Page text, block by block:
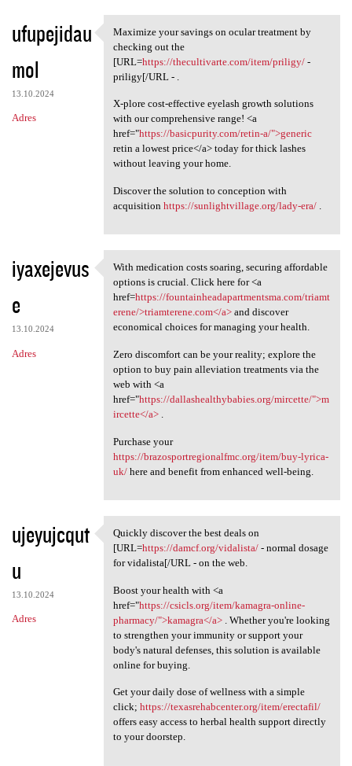
ufupejidau
mol
13.10.2024
Adres
Maximize your savings on
Maximize your savings on ocular treatment by
checking out the
[URL=https://thecultivarte.com/item/priligy/-
priligy[/URL - .
X-plore cost-effective eyelash growth solutions
with our comprehensive range! <a
href="https://basicpurity.com/retin-a/">generic
retin a lowest price</a> today for thick lashes
without leaving your home.
Discover the solution to conception with
acquisition https://sunlightvillage.org/lady-era/.
iyaxejevus
e
13.10.2024
Adres
With medication costs soaring
With medication costs soaring, securing affordable
options is crucial. Click here for <a
href=https://fountainheadapartmentsma.com/triamt
erene/>triamterene.com</a>and discover
economical choices for managing your health.
Zero discomfort can be your reality; explore the
option to buy pain alleviation treatments via the
web with <a
href="https://dallashealthybabies.org/mircette/">m
ircette</a>.
Purchase your
https://brazosportregionalfmc.org/item/buy-lyrica-
uk/here and benefit from enhanced well-being.
ujeyujcqut
u
13.10.2024
Adres
Quickly discover the best
Quickly discover the best deals on
[URL=https://damcf.org/vidalista/- normal dosage
for vidalista[/URL - on the web.
Boost your health with <a
href="https://csicls.org/item/kamagra-online-
pharmacy/">kamagra</a>. Whether you're looking
to strengthen your immunity or support your
body's natural defenses, this solution is available
online for buying.
Get your daily dose of wellness with a simple
click; https://texasrehabcenter.org/item/erectafil/
offers easy access to herbal health support directly
to your doorstep.